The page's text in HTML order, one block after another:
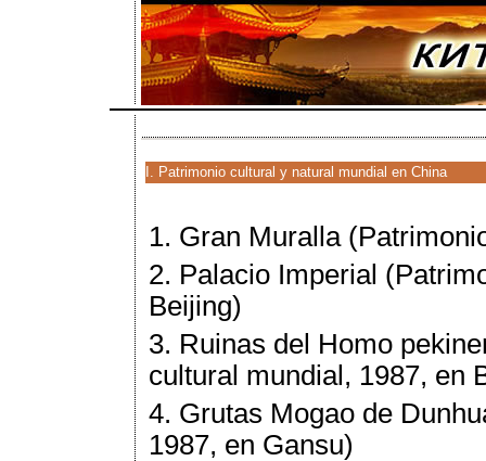
I. Patrimonio cultural y natural mundial en China
1. Gran Muralla
2. Palacio Imperial
Beijing)
3. Ruinas del Homo
cultural mundial, 1987, en
4. Grutas Mogao de
1987, en Gansu)